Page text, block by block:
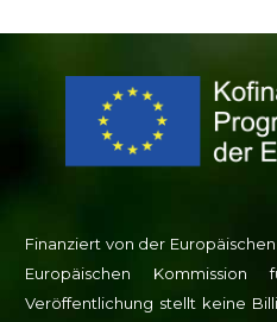
Finanziert von der
Europäischen
Veröffentlichung stellt keine